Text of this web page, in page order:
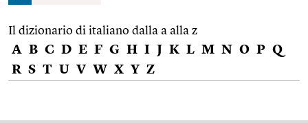
Il dizionario di italiano dalla a alla z
A B C D E F G H I J K L M N O P Q
R S T U V W X Y Z